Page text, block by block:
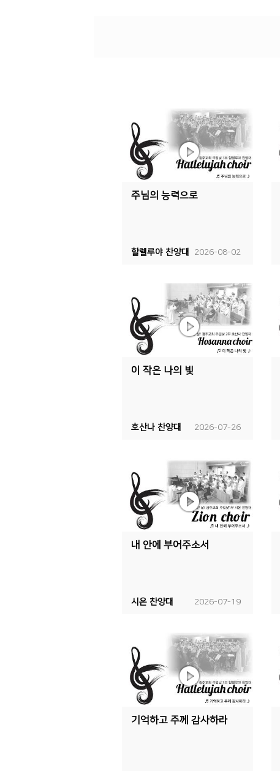
주님의 능력으로
2026-08-02
할렐루야 찬양대
이 작은 나의 빛
2026-07-26
호산나 찬양대
내 안에 부어주소서
2026-07-19
시온 찬양대
기억하고 주께 감사하라